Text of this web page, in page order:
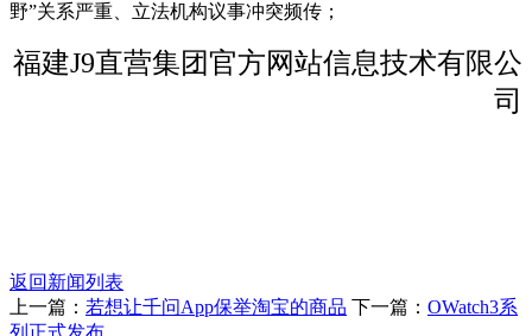
野”关系严重、立法机构议事冲突频传；
福建J9直营集团官方网站信息技术有限公
司
返回新闻列表
上一篇： 若想让千问App保举淘宝的商品 下一篇： OWatch3系